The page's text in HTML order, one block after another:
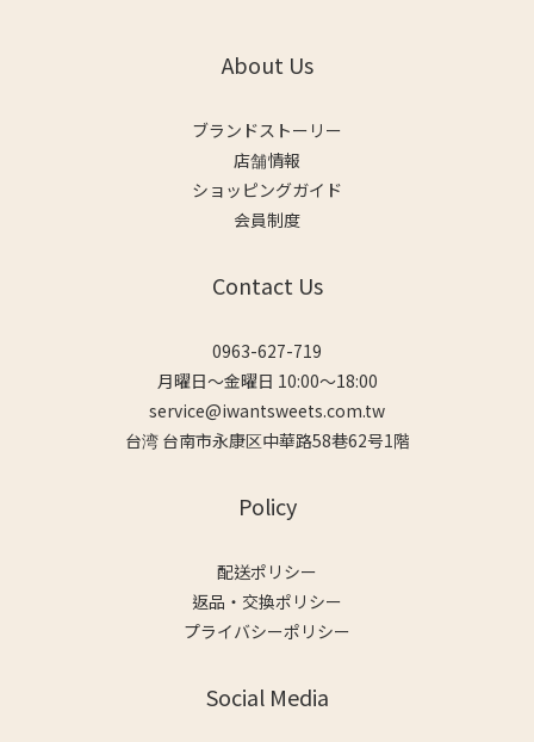
About Us
ブランドストーリー
店舗情報
ショッピングガイド
会員制度
Contact Us
0963-627-719
月曜日～金曜日 10:00～18:00
service@iwantsweets.com.tw
台湾 台南市永康区中華路58巷62号1階
Policy
配送ポリシー
返品・交換ポリシー
プライバシーポリシー
Social Media